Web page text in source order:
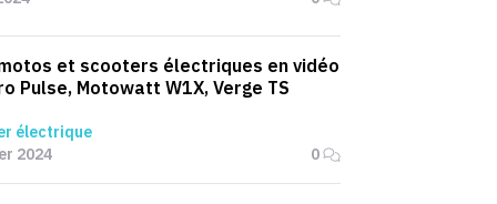
motos et scooters électriques en vidéo
Pulse, Motowatt W1X, Verge TS
électrique
2024
0